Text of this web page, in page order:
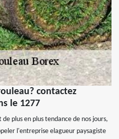
contactez
le 1277
plus en plus tendance de nos jours,
l'entreprise elagueur paysagiste